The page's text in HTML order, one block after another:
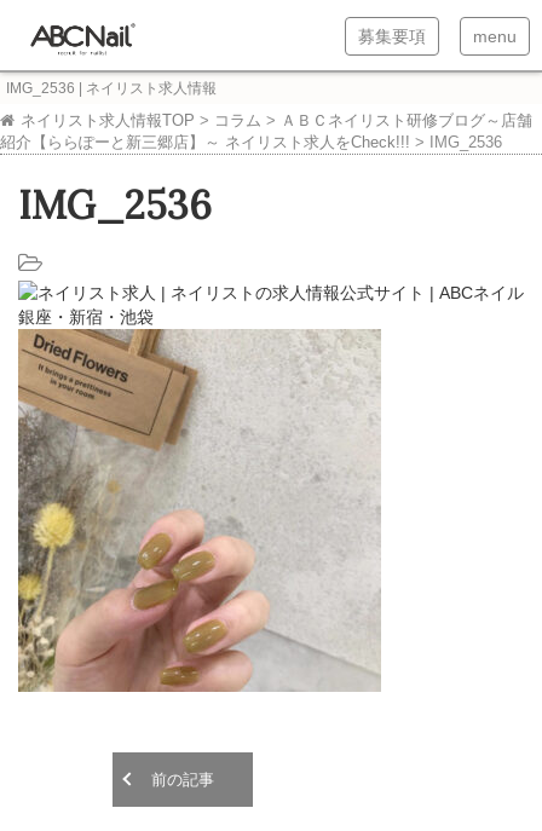
T
o
g
a
v
i
g
i
募集要項
T
o
g
a
menu
IMG_2536 | ネイリスト求人情報
ネイリスト求人情報TOP > コラム > ＡＢＣネイリスト研修ブログ～店舗
紹介【ららぽーと新三郷店】～ ネイリスト求人をCheck!!! > IMG_2536
IMG_2536
前の記事